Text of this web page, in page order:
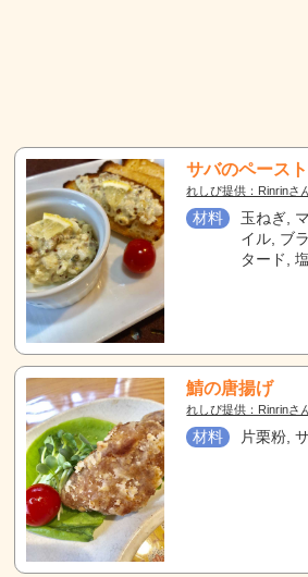
サバのペースト
れしぴ提供：Rinrinさ
材料
玉ねぎ,
イル, ブ
タード,
鯖の唐揚げ
れしぴ提供：Rinrinさ
材料 片栗粉,